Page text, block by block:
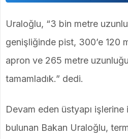
Uraloğlu, “3 bin metre
genişliğinde pist, 300’e 120
apron ve 265 metre
tamamladık.” dedi.
Devam eden üstyapı işlerine
bulunan Bakan Uraloğlu,